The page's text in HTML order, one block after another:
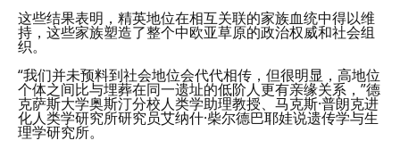
这些结果表明，精英地位在相互关联的家族血统中得以维
持，这些家族塑造了整个中欧亚草原的政治权威和社会组
织。
“我们并未预料到社会地位会代代相传，但很明显，高地位
个体之间比与埋葬在同一遗址的低阶人更有亲缘关系，”德
克萨斯大学奥斯汀分校人类学助理教授、马克斯·普朗克进
化人类学研究所研究员艾纳什·柴尔德巴耶娃说遗传学与生
理学研究所。